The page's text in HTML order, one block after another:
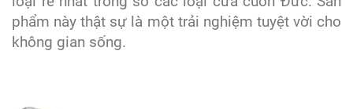
phẩm này thật sự là một trải nghiệm tuyệt vời cho
không gian sống.